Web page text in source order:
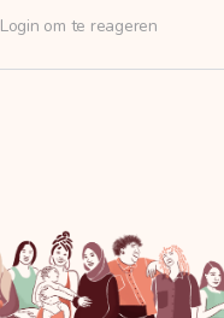
Login om te reageren